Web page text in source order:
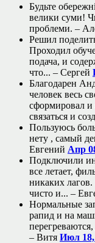
Будьте
велики суми!
проблеми. –
Решил
Проходил
подача, и
что... – Сергей
Благодарен
человек весь
сформировал и
связаться и
Пользуюсь
нету , самый
Евгений Апр
Подключили
все летает,
никаких
чисто и... –
Нормальные
рапид и на
– Витя Июл